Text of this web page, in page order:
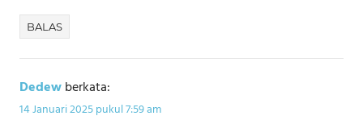
BALAS
Dedewberkata:
14 Januari 2025 pukul 7:59 am